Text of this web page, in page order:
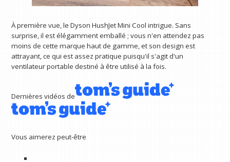
À première vue, le Dyson HushJet Mini Cool intrigue. Sans
surprise, il est élégamment emballé ; vous n'en attendez pas
moins de cette marque haut de gamme, et son design est
attrayant, ce qui est assez pratique puisqu'il s'agit d'un
ventilateur portable destiné à être utilisé à la fois.
Dernières vidéos de
Vous aimerez peut-être